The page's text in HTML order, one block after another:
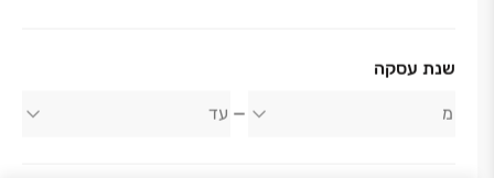
שנת עסקה
אודות החברה
פרץ בוני הנגב